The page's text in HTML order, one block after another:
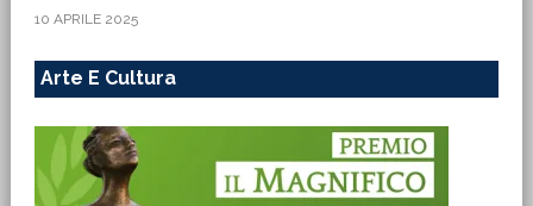
10 APRILE 2025
Arte E Cultura